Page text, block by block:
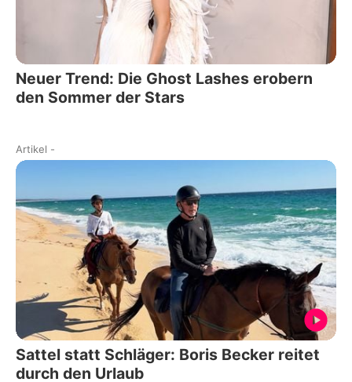
Neuer Trend: Die Ghost Lashes erobern
den Sommer der Stars
Artikel -
Sattel statt Schläger: Boris Becker reitet
durch den Urlaub